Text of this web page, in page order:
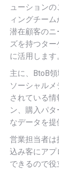
ューション
ィングチー
潜在顧客のニ
ズを持つタ
に活用します
主に、BtoB
ソーシャル
されている
ン、購入パ
なデータを提
営業担当者は
込み客にア
できるので役